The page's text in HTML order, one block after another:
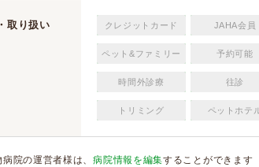
取り扱い クレジットカード JAHA会員
ペット&ファミリー 予約可能
時間外診療 往診
トリミング ペットホテ
病院の運営者様は、病院情報を編集することができます